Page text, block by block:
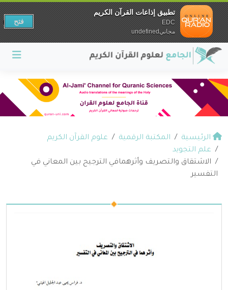
الرئيسية المكتبة الرقمية
علوم القرآن الكريم
علم التجويد
الاشتقاق والتصريف وأثرهمافي الترجيح بين المعاني في
التفسير
تطبيق إذاعات القرآن الكريم
EDC
مجانيundefined
فتح